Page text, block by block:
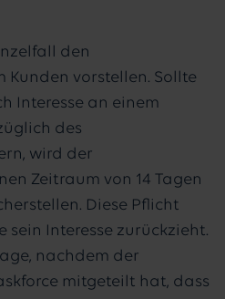
den
vorstellen. Sollte
Interesse an einem
des
wird der
Zeitraum von 14 Tagen
Diese Pflicht
sein Interesse zurückzieht.
nachdem der
mitgeteilt hat, dass